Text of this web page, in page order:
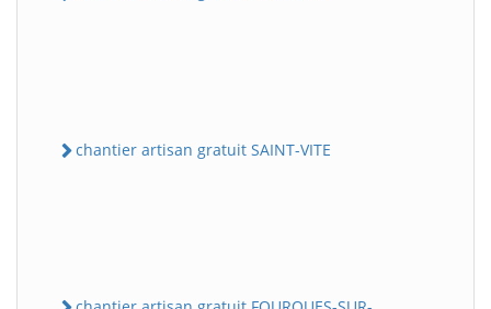
chantier artisan gratuit SAINT-VITE